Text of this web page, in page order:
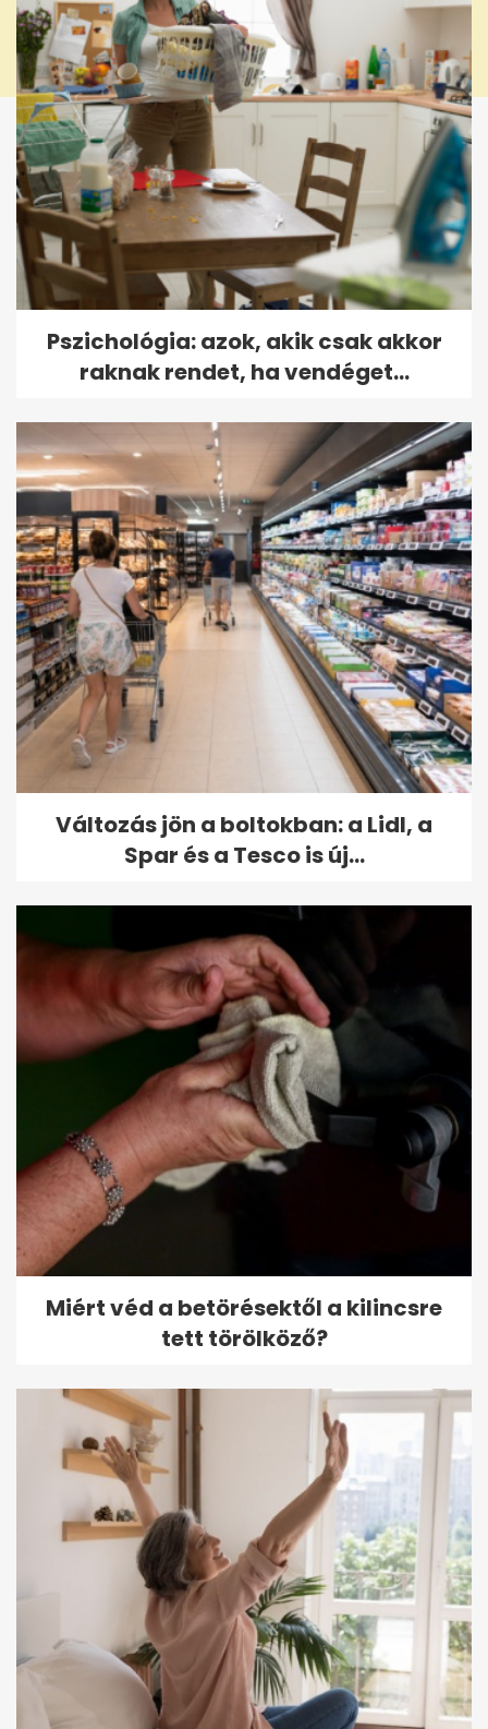
Pszichológia: azok, akik csak akkor
raknak rendet, ha vendéget...
Változás jön a boltokban: a Lidl, a
Spar és a Tesco is új...
Miért véd a betörésektől a kilincsre
tett törölköző?